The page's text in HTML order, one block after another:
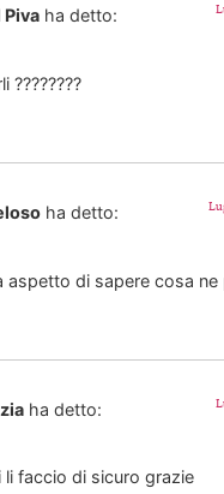
ha detto:
????????
ha detto:
aspetto di sapere cosa ne
ha detto:
li faccio di sicuro grazie